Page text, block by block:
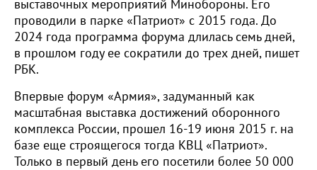
выставочных мероприятий Минобороны. Его
проводили в парке «Патриот» с 2015 года. До
2024 года программа форума длилась семь дней,
в прошлом году ее сократили до трех дней, пишет
РБК.
Впервые форум «Армия», задуманный как
масштабная выставка достижений оборонного
комплекса России, прошел 16-19 июня 2015 г. на
базе еще строящегося тогда КВЦ «Патриот».
Только в первый день его посетили более 50 000